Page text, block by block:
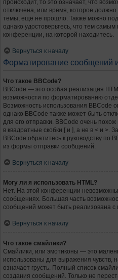
происходит, то это означает, что
отключена, или время, которое
темы, ещё не прошло. Также можно
однако удостоверьтесь, что тем
конференции, на которой находитесь.
Вернуться к началу
Форматирование сообщений
Что такое BBCode?
BBCode — это особая реализация
возможности по форматированию
Возможность использования BBCode
однако BBCode также может быть
для его отправки. BBCode очень
в квадратные скобки [ и ], а не в < и >.
BBCode обратитесь к руководству по
из формы отправки сообщений.
Вернуться к началу
Могу ли я использовать HTML?
Нет. На этой конференции
сообщениях. Большая часть
сообщений может быть реализована с
Вернуться к началу
Что такое смайлики?
Смайлики, или эмотиконы — это
использованы для выражения чувств,
означает грусть. Полный список
создания сообщений. Только не